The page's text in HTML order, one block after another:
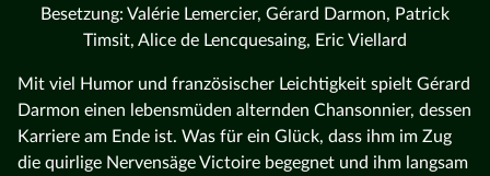
Besetzung: Valérie Lemercier, Gérard Darmon, Patrick
Timsit, Alice de Lencquesaing, Eric Viellard
Mit viel Humor und französischer Leichtigkeit spielt Gérard
Darmon einen lebensmüden alternden Chansonnier, dessen
Karriere am Ende ist. Was für ein Glück, dass ihm im Zug
die quirlige Nervensäge Victoire begegnet und ihm langsam